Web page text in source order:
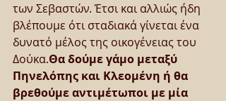
των Σεβαστών. Έτσι και αλλιώς ήδη
βλέπουμε ότι σταδιακά γίνεται ένα
δυνατό μέλος της οικογένειας του
Δούκα.Θα δούμε γάμο μεταξύ
Πηνελόπης και Κλεομένη ή θα
βρεθούμε αντιμέτωποι με μία